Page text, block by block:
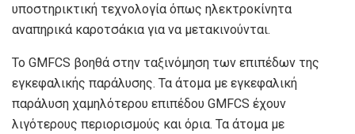
υποστηρικτική τεχνολογία όπως ηλεκτροκίνητα
αναπηρικά καροτσάκια για να μετακινούνται.
Το GMFCS βοηθά στην ταξινόμηση των επιπέδων της
εγκεφαλικής παράλυσης. Τα άτομα με εγκεφαλική
παράλυση χαμηλότερου επιπέδου GMFCS έχουν
λιγότερους περιορισμούς και όρια. Τα άτομα με